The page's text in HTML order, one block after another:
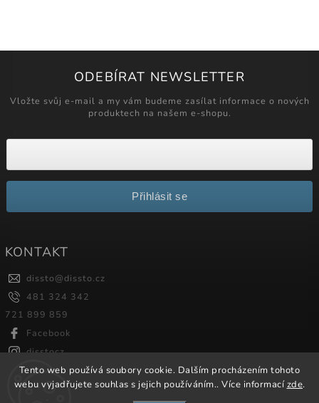
Tento web používá soubory cookie. Dalším procházením tohoto
webu vyjadřujete souhlas s jejich používáním.. Více informacízde.
ODEBÍRAT NEWSLETTER
Vložte svůj e-mail a my vám budeme zasílat informace o nových
produktech na našem e-shopu.
Přihlásit se
KONTAKT
dissto@dissto.cz
481 324 342
721 899 859
Facebook
disstocz